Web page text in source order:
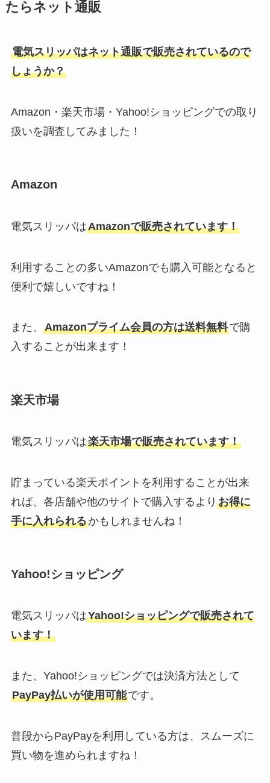
たらネット通販
電気スリッパはネット通販で販売されているので
しょうか？
Amazon・楽天市場・Yahoo!ショッピングでの取り
扱いを調査してみました！
Amazon
電気スリッパはAmazonで販売されています！
利用することの多いAmazonでも購入可能となると
便利で嬉しいですね！
また、 Amazonプライム会員の方は送料無料で購
入することが出来ます！
楽天市場
電気スリッパは楽天市場で販売されています！
貯まっている楽天ポイントを利用することが出来
れば、各店舗や他のサイトで購入するより お得に
手に入れられるかもしれませんね！
Yahoo!ショッピング
電気スリッパはYahoo!ショッピングで販売されて
います！
また、Yahoo!ショッピングでは決済方法として
PayPay払いが使用可能です。
普段からPayPayを利用している方は、スムーズに
買い物を進められますね！